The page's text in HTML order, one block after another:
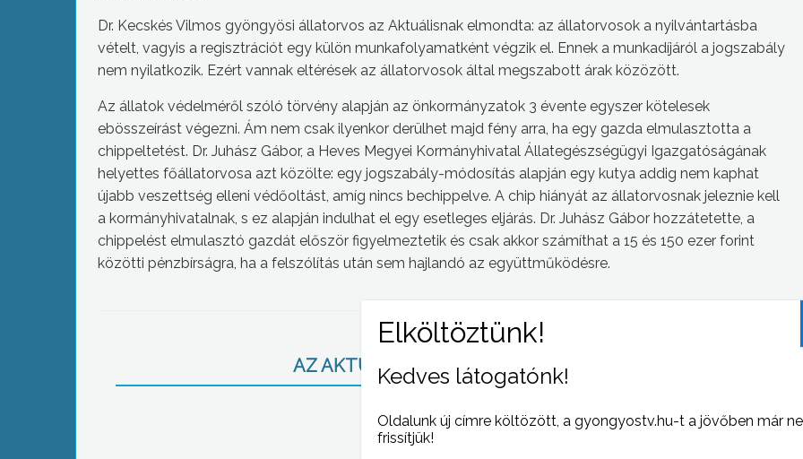
Dr. Kecskés Vilmos gyöngyösi állatorvos az Aktuálisnak elmondta: az állatorvosok a nyilvántartásba
vételt, vagyis a regisztrációt egy külön munkafolyamatként végzik el. Ennek a munkadíjáról a jogszabály
nem nyilatkozik. Ezért vannak eltérések az állatorvosok által megszabott árak közözött.
Az állatok védelméről szóló törvény alapján az önkormányzatok 3 évente egyszer kötelesek
ebösszeírást végezni. Ám nem csak ilyenkor derülhet majd fény arra, ha egy gazda elmulasztotta a
chippeltetést. Dr. Juhász Gábor, a Heves Megyei Kormányhivatal Állategészségügyi Igazgatóságának
helyettes főállatorvosa azt közölte: egy jogszabály-módosítás alapján egy kutya addig nem kaphat
újabb veszettség elleni védőoltást, amíg nincs bechippelve. A chip hiányát az állatorvosnak jeleznie kell
a kormányhivatalnak, s ez alapján indulhat el egy esetleges eljárás. Dr. Juhász Gábor hozzátetette, a
chippelést elmulasztó gazdát először figyelmeztetik és csak akkor számíthat a 15 és 150 ezer forint
közötti pénzbírságra, ha a felszólítás után sem hajlandó az együttműködésre.
AZ AKTUÁLIS NAPI HÍREI
Kedves látogatónk!
Oldalunk új címre költözött, a gyongyostv.hu-t a jövőben már
frissítjük!